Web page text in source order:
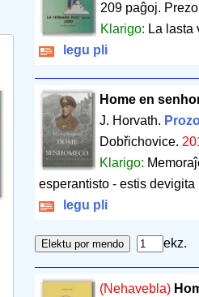
209 paĝoj.
Klarigo: La lasta
legu pli
Home en
J. Horvath.
Dobřichovice.
Klarigo:
esperantisto - estis
legu pli
ekz.
(Nehavebla)